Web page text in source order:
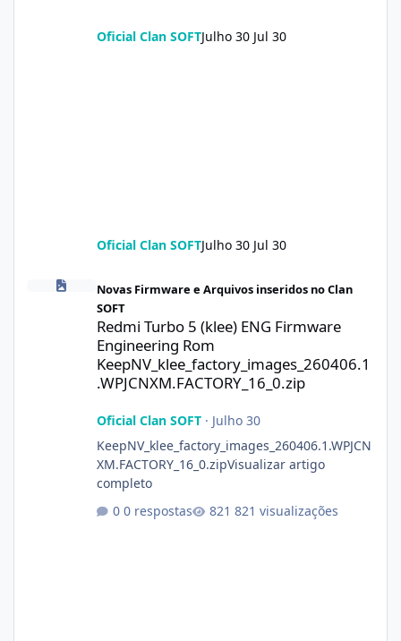
Oficial Clan SOFTJulho 30 Jul 30
Oficial Clan SOFTJulho 30 Jul 30
Redmi Turbo 5 (klee) ENG Firmware Engineering Rom
Novas Firmware e Arquivos inseridos no Clan
SOFT
Redmi Turbo 5 (klee) ENG Firmware
Engineering Rom
KeepNV_klee_factory_images_260406.1
.WPJCNXM.FACTORY_16_0.zip
Oficial Clan SOFT· Julho 30
KeepNV_klee_factory_images_260406.1.WPJCN
XM.FACTORY_16_0.zipVisualizar artigo
completo
0 respostas
821 visualizações